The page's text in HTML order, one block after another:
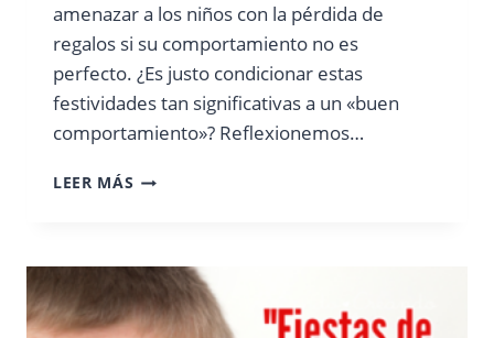
amenazar a los niños con la pérdida de
regalos si su comportamiento no es
perfecto. ¿Es justo condicionar estas
festividades tan significativas a un «buen
comportamiento»? Reflexionemos…
LEER MÁS NAVIDAD